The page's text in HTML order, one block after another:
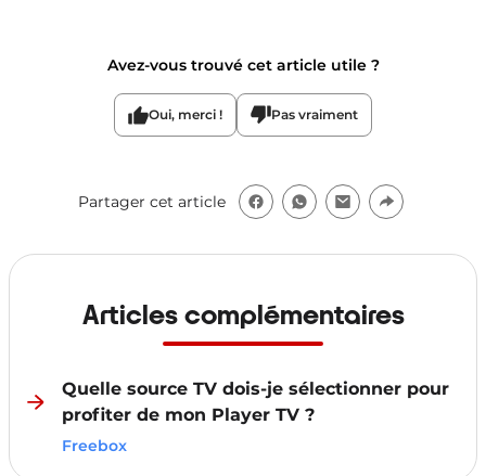
Avez-vous trouvé cet article utile ?
Oui, merci ! Pas vraiment
Partager cet article
Articles complémentaires
Quelle source TV dois-je sélectionner pour
profiter de mon Player TV ?
Freebox